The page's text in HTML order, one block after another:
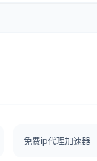
免费ip代理加速器